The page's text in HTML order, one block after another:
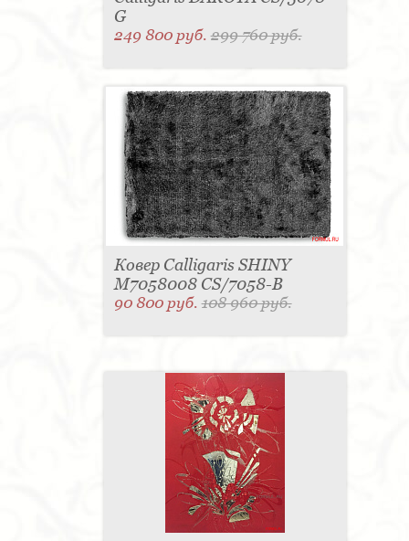
G
249 800 руб.299 760 руб.
Ковер Calligaris SHINY
M7058008 CS/7058-B
90 800 руб.108 960 руб.